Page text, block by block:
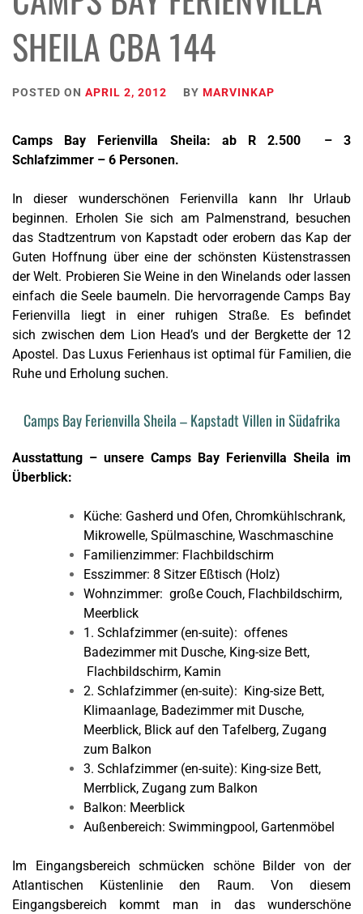
SHEILA CBA 144
POSTED ON APRIL 2, 2012 BY MARVINKAP
Camps Bay Ferienvilla Sheila: ab R 2.500 – 3
Schlafzimmer – 6 Personen.
In dieser wunderschönen Ferienvilla kann Ihr Urlaub
beginnen. Erholen Sie sich am Palmenstrand, besuchen
das Stadtzentrum von Kapstadt oder erobern das Kap der
Guten Hoffnung über eine der schönsten Küstenstrassen
der Welt. Probieren Sie Weine in den Winelands oder lassen
einfach die Seele baumeln. Die hervorragende Camps Bay
Ferienvilla liegt in einer ruhigen Straße. Es befindet
sich zwischen dem Lion Head’s und der Bergkette der 12
Apostel. Das Luxus Ferienhaus ist optimal für Familien, die
Ruhe und Erholung suchen.
Camps Bay Ferienvilla Sheila – Kapstadt Villen in Südafrika
Ausstattung – unsere Camps Bay Ferienvilla Sheila im
Überblick:
Küche: Gasherd und Ofen, Chromkühlschrank,
Mikrowelle, Spülmaschine, Waschmaschine
Familienzimmer: Flachbildschirm
Esszimmer: 8 Sitzer Eßtisch (Holz)
Wohnzimmer: große Couch, Flachbildschirm,
Meerblick
1. Schlafzimmer (en-suite): offenes
Badezimmer mit Dusche, King-size Bett,
Flachbildschirm, Kamin
2. Schlafzimmer (en-suite): King-size Bett,
Klimaanlage, Badezimmer mit Dusche,
Meerblick, Blick auf den Tafelberg, Zugang
zum Balkon
3. Schlafzimmer (en-suite): King-size Bett,
Merrblick, Zugang zum Balkon
Balkon: Meerblick
Außenbereich: Swimmingpool, Gartenmöbel
Im Eingangsbereich schmücken schöne Bilder von der
Atlantischen Küstenlinie den Raum. Von diesem
Eingangsbereich kommt man in das wunderschöne